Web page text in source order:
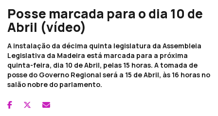
Posse marcada para o dia 10 de
Abril (vídeo)
A instalação da décima quinta legislatura da Assembleia
Legislativa da Madeira está marcada para a próxima
quinta-feira, dia 10 de Abril, pelas 15 horas. A tomada de
posse do Governo Regional será a 15 de Abril, às 16 horas no
salão nobre do parlamento.